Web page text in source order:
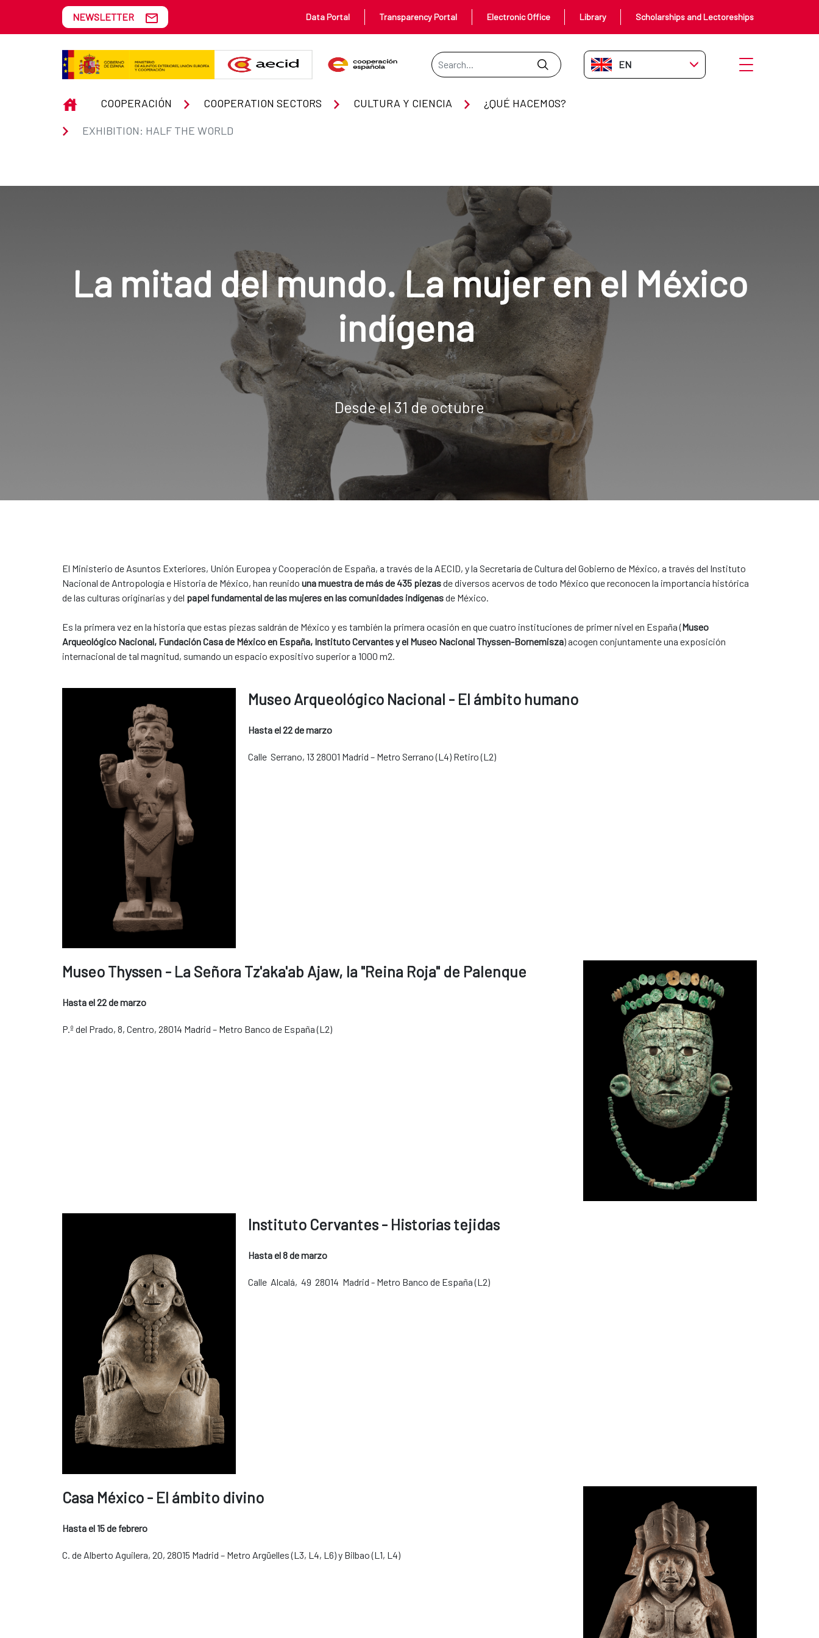
Skip to Main Content
EXHIBITION: HALF THE WORLD
NEWSLETTER Data Portal Transparency Portal Electronic Office Library Scholarships and Lectoreships
Search Bar
EN-GB Open menu
INICIOCOOPERACIÓN COOPERATION SECTORS CULTURA Y CIENCIA ¿QUÉ HACEMOS?
EXHIBITION: HALF THE WORLD
La mitad del mundo. La mujer en el México
indígena
Desde el 31 de octubre
El Ministerio de Asuntos Exteriores, Unión Europea y Cooperación de España, a través de la AECID, y la Secretaría de Cultura del Gobierno de México, a través del Instituto
Nacional de Antropología e Historia de México, han reunido una muestra de más de 435 piezasde diversos acervos de todo México que reconocen la importancia histórica
de las culturas originarias y del papel fundamental de las mujeres en las comunidades indígenasde México.
Es la primera vez en la historia que estas piezas saldrán de México y es también la primera ocasión en que cuatro instituciones de primer nivel en España (Museo
Arqueológico Nacional, Fundación Casa de México en España, Instituto Cervantes y el Museo Nacional Thyssen-Bornemisza) acogen conjuntamente una exposición
internacional de tal magnitud, sumando un espacio expositivo superior a 1000 m2.
Museo Arqueológico Nacional - El ámbito humano
Hasta el 22 de marzo
Calle Serrano, 13 28001 Madrid – Metro Serrano (L4) Retiro (L2)
Museo Thyssen - La Señora Tz'aka'ab Ajaw, la "Reina Roja" de Palenque
Hasta el 22 de marzo
P.º del Prado, 8, Centro, 28014 Madrid – Metro Banco de España (L2)
Instituto Cervantes - Historias tejidas
Hasta el 8 de marzo
Calle Alcalá, 49 28014 Madrid - Metro Banco de España (L2)
Casa México - El ámbito divino
Hasta el 15 de febrero
C. de Alberto Aguilera, 20, 28015 Madrid – Metro Argüelles (L3, L4, L6) y Bilbao (L1, L4)